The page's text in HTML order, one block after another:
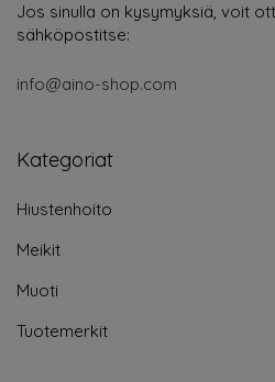
Jos sinulla on kysymyksiä, voit
sähköpostitse:
info@aino-shop.com
Kategoriat
Hiustenhoito
Meikit
Muoti
Tuotemerkit